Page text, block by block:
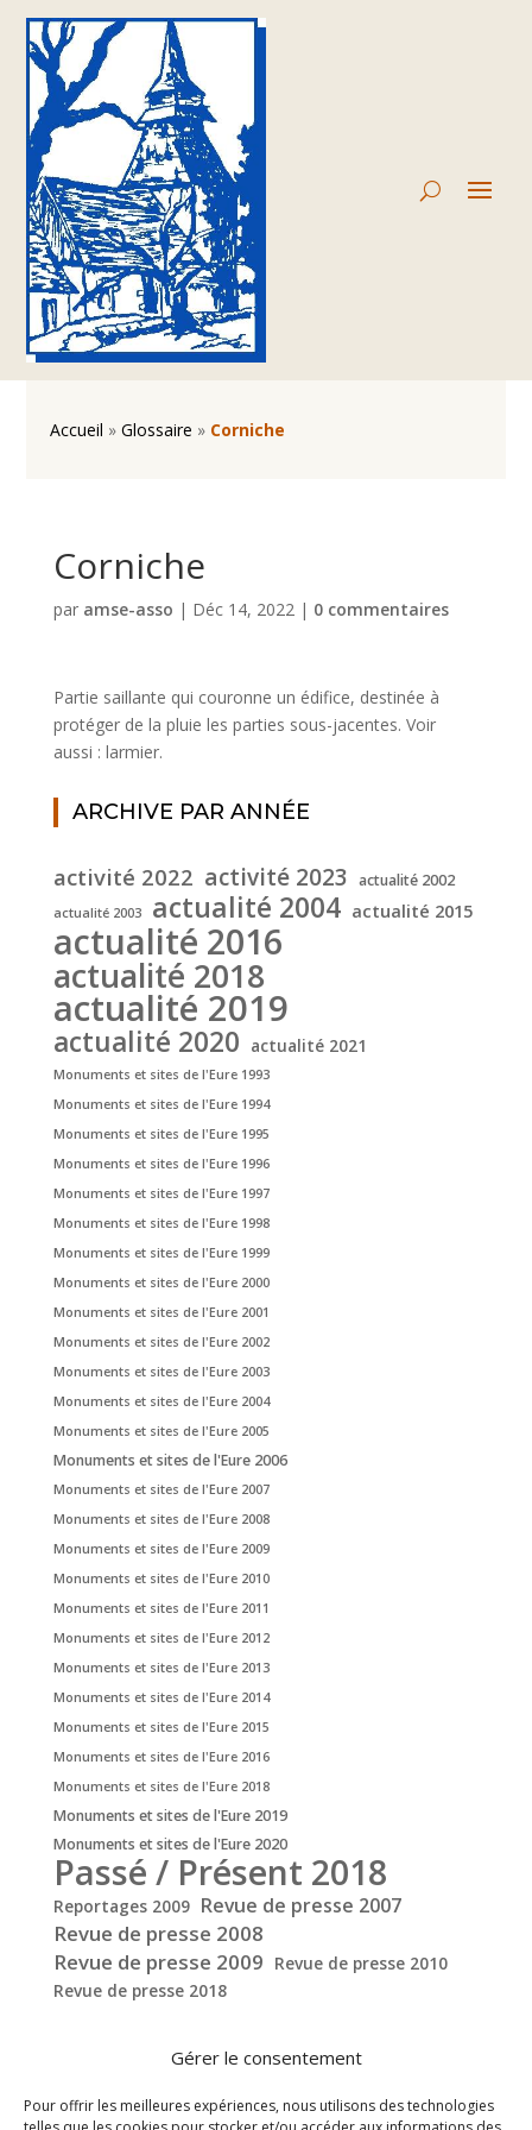
Gérer le consentement
Pour offrir les meilleures expériences, nous utilisons des technologies
Accueil »Glossaire » Corniche
Corniche
par amse-asso | Déc 14, 2022| 0 commentaires
Partie saillante qui couronne un édifice, destinée à
protéger de la pluie les parties sous-jacentes. Voir
aussi : larmier.
ARCHIVE PAR ANNÉE
activité 2022 activité 2023 actualité 2002
actualité 2003 actualité 2004 actualité 2015
actualité 2016
actualité 2018
actualité 2019
actualité 2020 actualité 2021
Monuments et sites de l'Eure 1993
Monuments et sites de l'Eure 1994
Monuments et sites de l'Eure 1995
Monuments et sites de l'Eure 1996
Monuments et sites de l'Eure 1997
Monuments et sites de l'Eure 1998
Monuments et sites de l'Eure 1999
Monuments et sites de l'Eure 2000
Monuments et sites de l'Eure 2001
Monuments et sites de l'Eure 2002
Monuments et sites de l'Eure 2003
Monuments et sites de l'Eure 2004
Monuments et sites de l'Eure 2005
Monuments et sites de l'Eure 2006
Monuments et sites de l'Eure 2007
Monuments et sites de l'Eure 2008
Monuments et sites de l'Eure 2009
Monuments et sites de l'Eure 2010
Monuments et sites de l'Eure 2011
Monuments et sites de l'Eure 2012
Monuments et sites de l'Eure 2013
Monuments et sites de l'Eure 2014
Monuments et sites de l'Eure 2015
Monuments et sites de l'Eure 2016
Monuments et sites de l'Eure 2018
Monuments et sites de l'Eure 2019
Monuments et sites de l'Eure 2020
Passé / Présent 2018
Reportages 2009 Revue de presse 2007
Revue de presse 2008
Revue de presse 2009 Revue de presse 2010
Revue de presse 2018